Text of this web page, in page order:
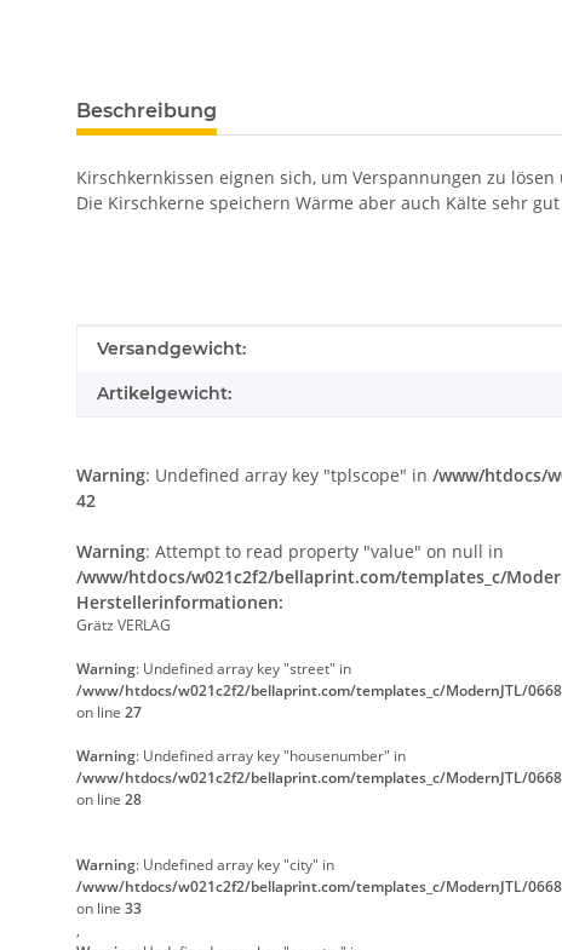
weitere Registerkarten anzeigen
Beschreibung
Kirschkernkissen eignen sich, um Verspannungen zu
Die Kirschkerne speichern Wärme aber auch Kälte sehr
Produkteigenschaft
Wert
Versandgewicht:
Artikelgewicht:
Warning: Undefined array key "tplscope" in /www/htdocs/
42
Warning: Attempt to read property "value" on null in
/www/htdocs/w021c2f2/bellaprint.com/templates_c/
Herstellerinformationen:
Grätz VERLAG
Warning: Undefined array key "street" in
/www/htdocs/w021c2f2/bellaprint.com/templates_c/ModernJTL/
on line 27
Warning: Undefined array key "housenumber" in
/www/htdocs/w021c2f2/bellaprint.com/templates_c/ModernJTL/
on line 28
Warning: Undefined array key "city" in
/www/htdocs/w021c2f2/bellaprint.com/templates_c/ModernJTL/
on line 33
,